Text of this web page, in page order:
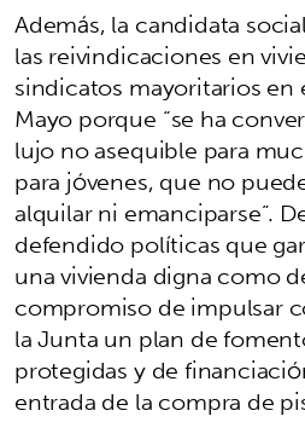
Además, la candidata
las reivindicaciones en
sindicatos mayoritarios en
Mayo porque “se ha
lujo no asequible para
para jóvenes, que no
alquilar ni emanciparse”.
defendido políticas que
una vivienda digna como
compromiso de impulsar
la Junta un plan de
protegidas y de
entrada de la compra de